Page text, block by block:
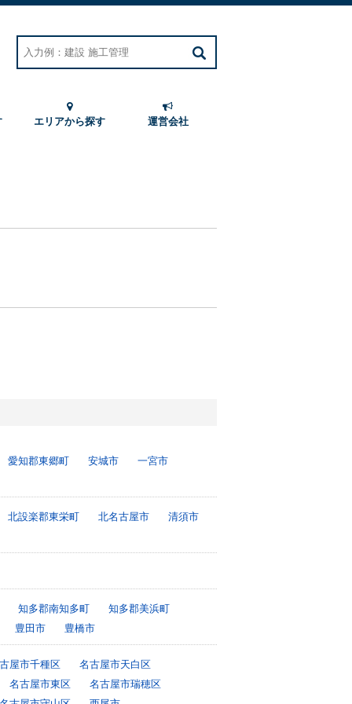
エリアから探す 運営会社
愛知郡東郷町 安城市 一宮市
北設楽郡東栄町 北名古屋市 清須市
知多郡南知多町
知多郡美浜町
豊田市
豊橋市
屋市千種区
名古屋市天白区
名古屋市東区
名古屋市瑞穂区